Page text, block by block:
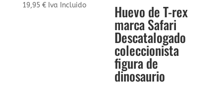
19,95 € Iva Incluido Huevo de T-rex
marca Safari
Descatalogado
coleccionista
figura de
dinosaurio